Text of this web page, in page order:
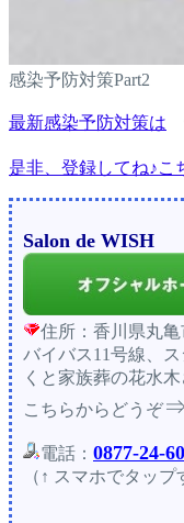
感染予防対策Part2
最新感染予防対策は
是非、登録してね♪こ
Salon de WISH
住所：香川県丸
バイバス11号線、
くと家族葬の花水
こちらからどうぞ⇒
電話： 0877-24-
（↑ スマホでタッ